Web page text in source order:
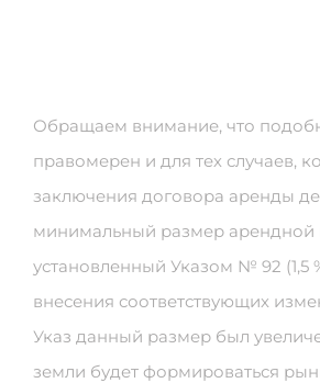
Обращаем внимание, что
правомерен и для тех случаев,
заключения договора аренды
минимальный размер арендной
установленный Указом № 92 (1,5
внесения соответствующих
Указ данный размер был
земли будет формироваться